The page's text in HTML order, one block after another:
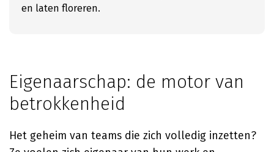
en laten floreren.
Eigenaarschap: de motor van
betrokkenheid
Het geheim van teams die zich volledig inzetten?